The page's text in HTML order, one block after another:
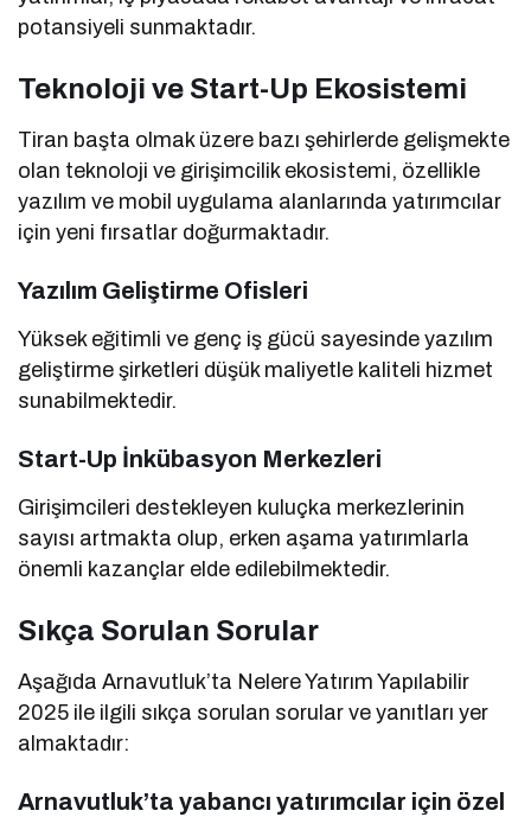
potansiyeli sunmaktadır.
Teknoloji ve Start-Up Ekosistemi
Tiran başta olmak üzere bazı şehirlerde gelişmekte
olan teknoloji ve girişimcilik ekosistemi, özellikle
yazılım ve mobil uygulama alanlarında yatırımcılar
için yeni fırsatlar doğurmaktadır.
Yazılım Geliştirme Ofisleri
Yüksek eğitimli ve genç iş gücü sayesinde yazılım
geliştirme şirketleri düşük maliyetle kaliteli hizmet
sunabilmektedir.
Start-Up İnkübasyon Merkezleri
Girişimcileri destekleyen kuluçka merkezlerinin
sayısı artmakta olup, erken aşama yatırımlarla
önemli kazançlar elde edilebilmektedir.
Sıkça Sorulan Sorular
Aşağıda Arnavutluk’ta Nelere Yatırım Yapılabilir
2025 ile ilgili sıkça sorulan sorular ve yanıtları yer
almaktadır:
Arnavutluk’ta yabancı yatırımcılar için özel